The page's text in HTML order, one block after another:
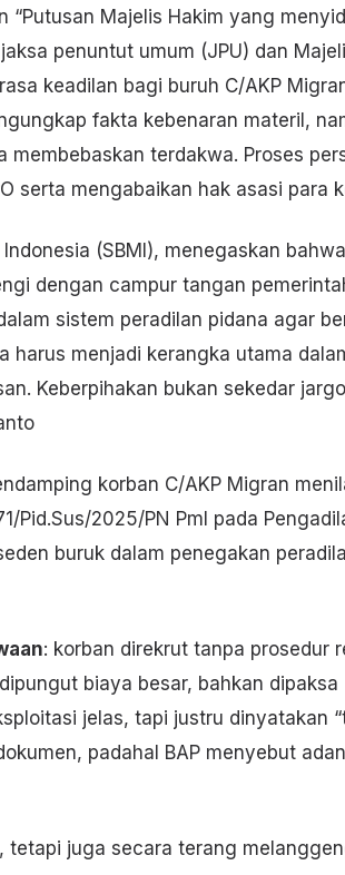
“Putusan Majelis Hakim yang
penuntut umum (JPU) dan
keadilan bagi buruh C/AKP
fakta kebenaran materil,
terdakwa. Proses
serta mengabaikan hak asasi para
(SBMI), menegaskan bahwa
dengan campur tangan
sistem peradilan pidana agar
harus menjadi kerangka utama
Keberpihakan bukan sekedar
korban C/AKP Migran
Pid.Sus/2025/PN Pml pada
buruk dalam penegakan
: korban direkrut tanpa prosedur
biaya besar, bahkan dipaksa
jelas, tapi justru dinyatakan
padahal BAP menyebut
juga secara terang